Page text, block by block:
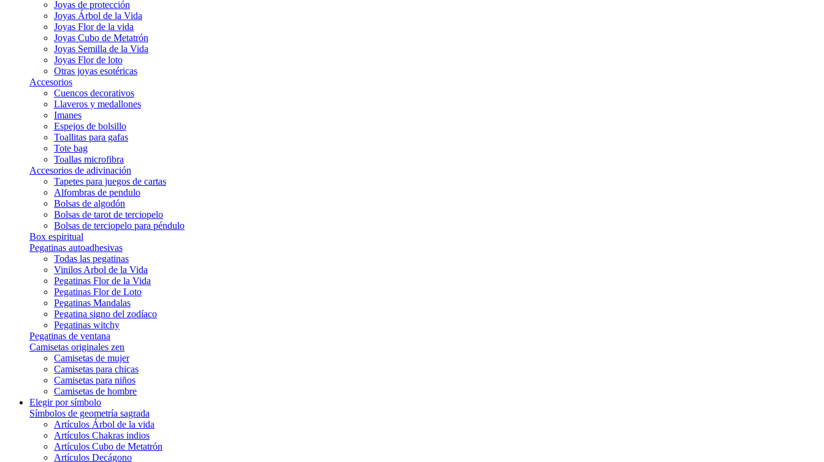
Joyas de protección
Joyas Árbol de la Vida
Joyas Flor de la vida
Joyas Cubo de Metatrón
Joyas Semilla de la Vida
Joyas Flor de loto
Otras joyas esotéricas
Accesorios
Cuencos decorativos
Llaveros y medallones
Imanes
Espejos de bolsillo
Toallitas para gafas
Tote bag
Toallas microfibra
Accesorios de adivinación
Tapetes para juegos de cartas
Alfombras de pendulo
Bolsas de algodón
Bolsas de tarot de terciopelo
Bolsas de terciopelo para péndulo
Box espiritual
Pegatinas autoadhesivas
Todas las pegatinas
Vinilos Arbol de la Vida
Pegatinas Flor de la Vida
Pegatinas Flor de Loto
Pegatinas Mandalas
Pegatina signo del zodíaco
Pegatinas witchy
Pegatinas de ventana
Camisetas originales zen
Camisetas de mujer
Camisetas para chicas
Camisetas para niños
Camisetas de hombre
Elegir por símbolo
Símbolos de geometría sagrada
Artículos Árbol de la vida
Artículos Chakras indios
Artículos Cubo de Metatrón
Artículos Decágono